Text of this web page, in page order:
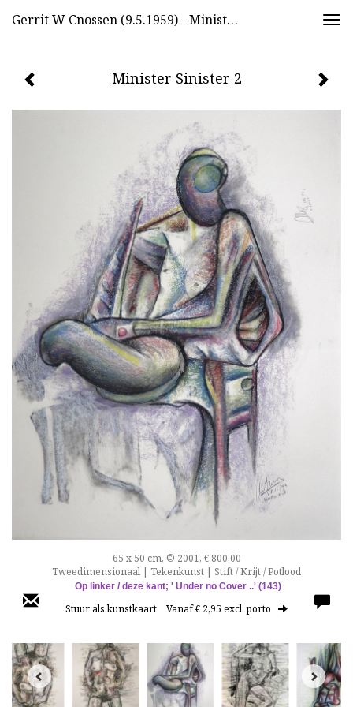
Gerrit W Cnossen (9.5.1959) - Minister Sinister 2
Minister Sinister 2
65 x 50 cm, © 2001, € 800,00
Tweedimensionaal | Tekenkunst | Stift / Krijt / Potlood
Op linker / deze kant; ' Under no Cover ..' (143)
Stuur als kunstkaart Vanaf € 2,95 excl. porto